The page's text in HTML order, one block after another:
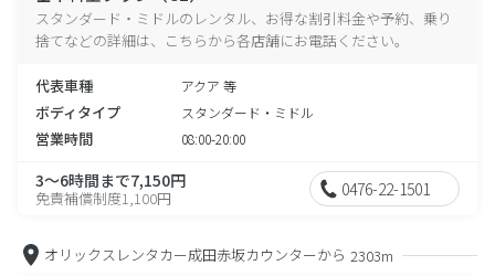
スタンダード・ミドルのレンタル、お得な割引料金や予約、乗り
捨てなどの詳細は、こちらから各店舗にお電話ください。
代表車種 アクア 等
ボディタイプ スタンダード・ミドル
営業時間 08:00-20:00
3～6時間まで7,150円
免責補償制度1,100円 0476-22-1501
オリックスレンタカー成田赤坂カウンターから 2303m